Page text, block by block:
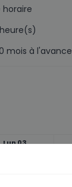
horaire
heure(s)
0 mois à l'avance
Lun 03